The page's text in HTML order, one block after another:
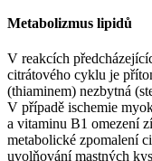
Metabolizmus lipidů
V reakcích
citrátového cyklu je
(thiaminem) nezbytná
V případě ischemie
a vitaminu B1 omezení
metabolické zpomalení
uvolňování mastných